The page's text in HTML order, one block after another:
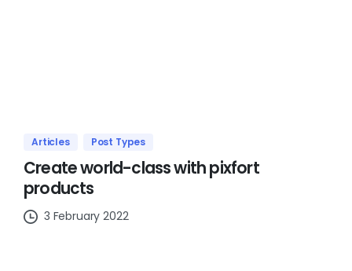
Articles Post Types
Create world-class with pixfort
products
3 February 2022